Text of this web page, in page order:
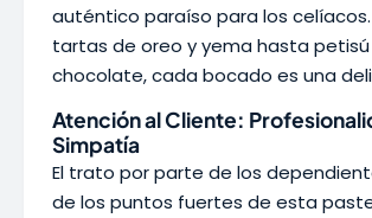
auténtico paraíso para los
tartas de oreo y yema hasta
chocolate, cada bocado es una
Atención al Cliente:
Simpatía
El trato por parte de los
de los puntos fuertes de esta